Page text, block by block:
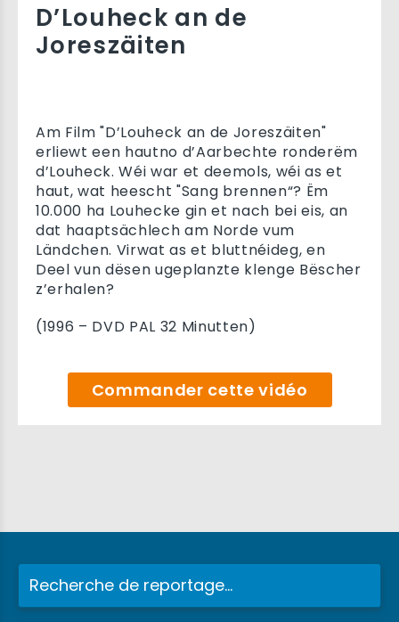
D’Louheck an de
Joreszäiten
Am Film "D’Louheck an de Joreszäiten"
erliewt een hautno d’Aarbechte ronderëm
d’Louheck. Wéi war et deemols, wéi as et
haut, wat heescht "Sang brennen“? Ëm
10.000 ha Louhecke gin et nach bei eis, an
dat haaptsächlech am Norde vum
Ländchen. Virwat as et bluttnéideg, en
Deel vun dësen ugeplanzte klenge Bëscher
z’erhalen?
(1996 – DVD PAL 32 Minutten)
Commander cette vidéo